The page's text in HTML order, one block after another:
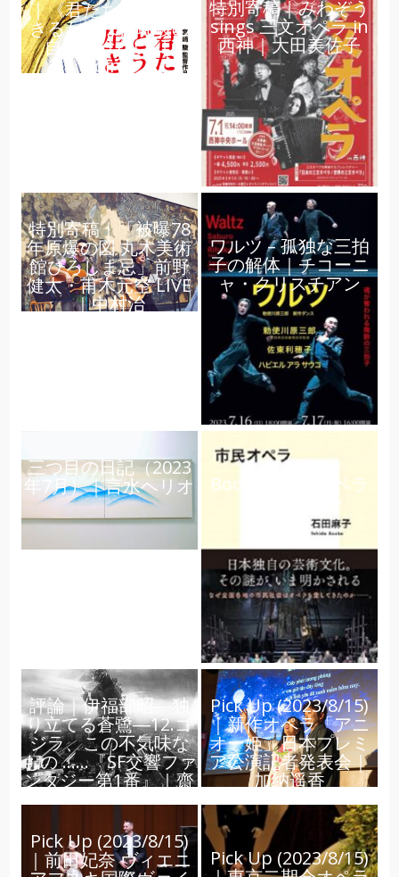
｜《君たちはどう生
きるか》は宮崎駿の
自伝ではない ｜
noirse
特別寄稿｜みわぞう
sings 三文オペラ in
西神｜大田美佐子
特別寄稿｜「被曝78
年原爆の図 丸木美術
館ひろしま忌」前野
健太・甫木元空 LIVE
｜中村治
ワルツ – 孤独な三拍
子の解体｜チコーニ
ャ・クリスチアン
三つ目の日記（2023
年7月）｜言水ヘリオ Books｜市民オペラ
｜大田美佐子
評論｜伊福部昭―独
り立てる蒼鷺―12.ゴ
ジラ、この不気味な
もの ……『SF交響ファ
ンタジー第1番』｜齋
藤俊夫
Pick Up (2023/8/15)
｜新作オペラ「アニ
オー姫」日本プレミ
ア公演記者発表会｜
加納遥香
Pick Up (2023/8/15)
｜前田妃奈 ヴィエニ Pick Up (2023/8/15)